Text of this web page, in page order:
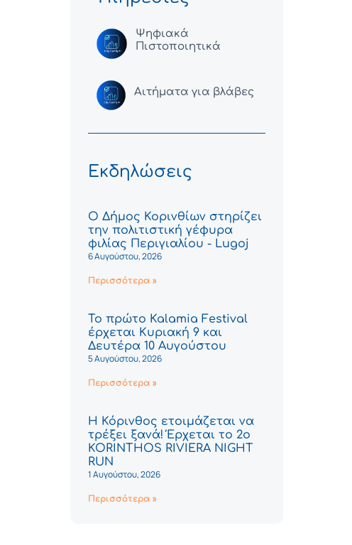
Ψηφιακά
Πιστοποιητικά
Αιτήματα για βλάβες
Εκδηλώσεις
Ο Δήμος Κορινθίων στηρίζει
την πολιτιστική γέφυρα
φιλίας Περιγιαλίου - Lugoj
6 Αυγούστου, 2026
Περισσότερα »
Το πρώτο Kalamia Festival
έρχεται Κυριακή 9 και
Δευτέρα 10 Αυγούστου
5 Αυγούστου, 2026
Περισσότερα »
Η Κόρινθος ετοιμάζεται να
τρέξει ξανά! Έρχεται το 2ο
KORINTHOS RIVIERA NIGHT
RUN
1 Αυγούστου, 2026
Περισσότερα »